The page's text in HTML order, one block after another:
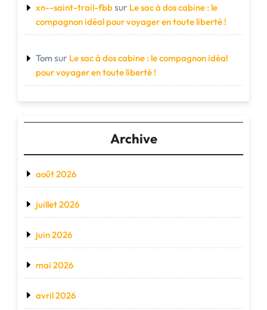
xn--saint-trail-fbbsur Le sac à dos cabine : le
compagnon idéal pour voyager en toute liberté !
Tom sur Le sac à dos cabine : le compagnon idéal
pour voyager en toute liberté !
Archive
août 2026
juillet 2026
juin 2026
mai 2026
avril 2026